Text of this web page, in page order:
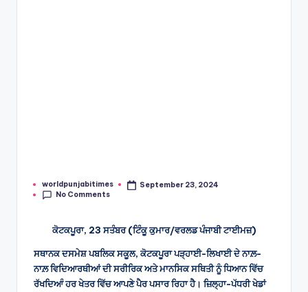
Posted
by
worldpunjabitimes
September 23, 2024
No Comments
ਕੋਟਕਪੂਰਾ, 23 ਸਤੰਬਰ (ਟਿੰਕੂ ਕੁਮਾਰ/ਵਰਲਡ ਪੰਜਾਬੀ ਟਾਈਮਜ਼)
ਸਥਾਨਕ ਦਸਮੇਸ਼ ਪਬਲਿਕ ਸਕੂਲ, ਕੋਟਕਪੂਰਾ ਪੜ੍ਹਾਈ-ਲਿਖਾਈ ਦੇ ਨਾਲ਼-
ਨਾਲ਼ ਵਿਦਿਆਰਥੀਆਂ ਦੀ ਸਰੀਰਿਕ ਅਤੇ ਮਾਨਸਿਕ ਸਥਿਤੀ ਨੂੰ ਧਿਆਨ ਵਿੱਚ
ਰੱਖਦਿਆੰ ਹਰ ਖੇਤਰ ਵਿੱਚ ਆਪਣੇ ਪੈਰ ਪਸਾਰ ਰਿਹਾ ਹੈ। ਜ਼ਿਲ੍ਹਾ-ਪੱਧਰੀ ਖੇਡਾਂ